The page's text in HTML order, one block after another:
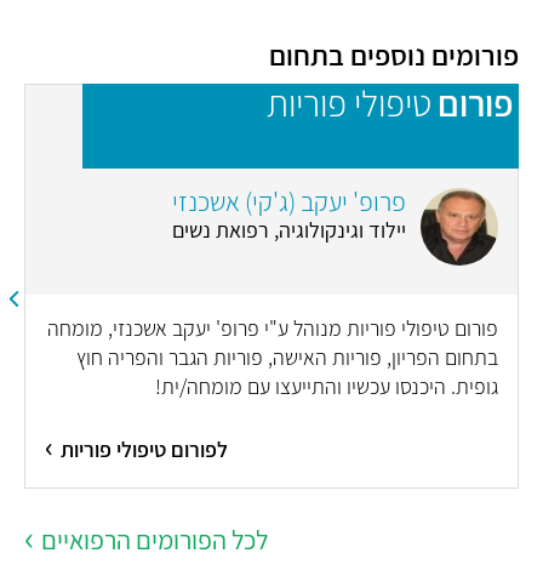
פורומים נוספים בתחום
פורום טיפולי פוריות
פרופ' יעקב (ג'קי) אשכנזי
יילוד וגינקולוגיה, רפואת נשים
פורום טיפולי פוריות מנוהל ע"י פרופ' יעקב אשכנזי, מומחה
בתחום הפריון, פוריות האישה, פוריות הגבר והפריה חוץ
גופית. היכנסו עכשיו והתייעצו עם מומחה/ית!
לפורום טיפולי פוריות
לכל הפורומים הרפואיים